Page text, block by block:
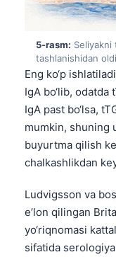
5-rasm:
tashlanishidan
Eng ko‘p
IgA bo‘lib,
IgA past bo‘lsa,
mumkin, shuning
buyurtma qilish
chalkashlikdan
Ludvigsson va
e’lon qilingan
yo‘riqnomasi
sifatidaTagalog
ไทย
ဗမာစာ
Kiswahili
አማርኛ
Українська
Català
Қазақ тілі
Suomi
Hrvatski